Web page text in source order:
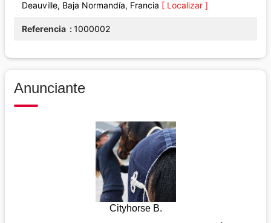
Deauville, Baja Normandía, Francia [ Localizar ]
Referencia 1000002
Anunciante
Cityhorse B.